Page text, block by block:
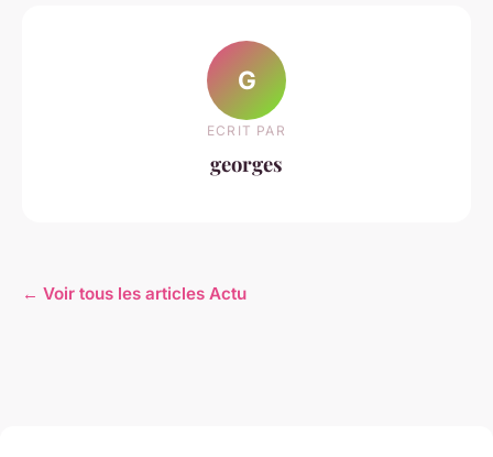
G
ECRIT PAR
georges
← Voir tous les articles Actu